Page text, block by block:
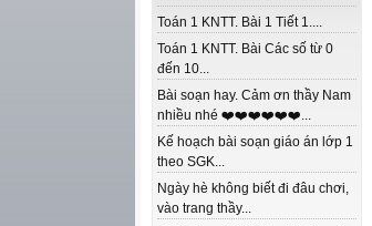
Toán 1 KNTT. Bài 1 Tiết 1....
Toán 1 KNTT. Bài Các số từ 0
đến 10...
Bài soạn hay. Cảm ơn thầy Nam
nhiều nhé ❤️❤️❤️❤️❤️❤️...
Kế hoạch bài soạn giáo án lớp 1
theo SGK...
Ngày hè không biết đi đâu chơi,
vào trang thầy...